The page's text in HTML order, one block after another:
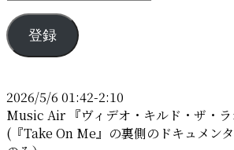
ル
ア
ス
登録
2026/5/6 01:42-2:10
Music Air 『ヴィデオ・キルド・ザ・ラ
(『Take On Me』の裏側のドキュメン